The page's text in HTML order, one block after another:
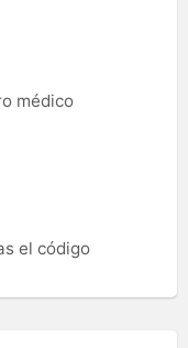
médico
el código